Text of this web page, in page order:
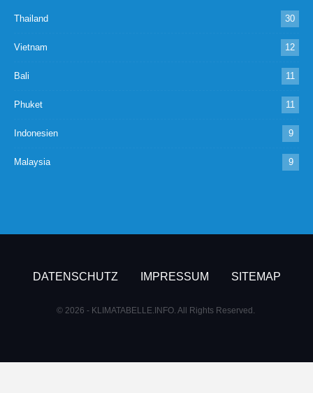
Thailand 30
Vietnam 12
Bali 11
Phuket 11
Indonesien 9
Malaysia 9
DATENSCHUTZ IMPRESSUM SITEMAP
© 2026 - KLIMATABELLE.INFO. All Rights Reserved.